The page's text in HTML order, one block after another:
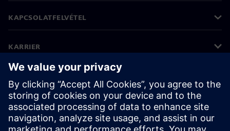
KAPCSOLATFELVÉTEL
KARRIER
©Siemens 2026
Vállalati információk